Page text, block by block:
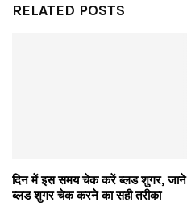
RELATED POSTS
दिन में इस समय चेक करें ब्लड शुगर, जाने
ब्लड शुगर चेक करने का सही तरीका